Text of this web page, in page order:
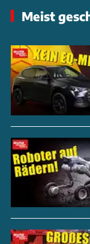
der Karosserie
und erinnert an
Rückleuchten
auf und
Unter der
Benzinvarianten
Innenraum
Kopffreiheit
2025 erhältlich
um alle Details
Meist